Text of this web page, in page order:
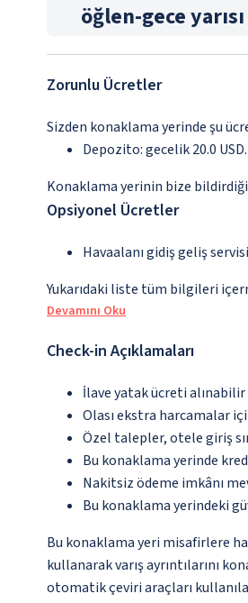
öğlen-gece yarısı
Zorunlu Ücretler
Sizden konaklama yerinde şu
Depozito: gecelik 20.0 USD.
Konaklama yerinin bize
Opsiyonel Ücretler
Havaalanı gidiş geliş
Yukarıdaki liste tüm bilgileri
Devamını Oku
Check-in Açıklamaları
İlave yatak ücreti
Olası ekstra harcamalar
Özel talepler, otele giriş
Bu konaklama yerinde
Nakitsiz ödeme imkânı
Bu konaklama yerindeki
Bu konaklama yeri misafirlere
kullanarak varış ayrıntılarını
otomatik çeviri araçları